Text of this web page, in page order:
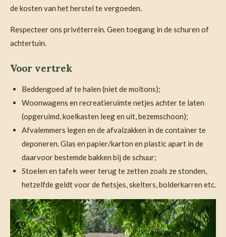
de kosten van het herstel te vergoeden.
Respecteer ons privéterrein. Geen toegang in de schuren of
achtertuin.
Voor vertrek
Beddengoed af te halen (niet de moltons);
Woonwagens en recreatieruimte netjes achter te laten
(opgeruimd, koelkasten leeg en uit, bezemschoon);
Afvalemmers legen en de afvalzakken in de container te
deponeren. Glas en papier/karton en plastic apart in de
daarvoor bestemde bakken bij de schuur;
Stoelen en tafels weer terug te zetten zoals ze stonden,
hetzelfde geldt voor de fietsjes, skelters, bolderkarren etc.